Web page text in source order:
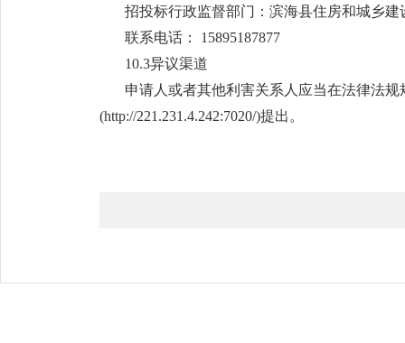
招投标行政监督部门：滨海县住房和城
联系电话： 15895187877
10.3异议渠道
申请人或者其他利害关系人应当在法律法
(http://221.231.4.242:7020/)提出。